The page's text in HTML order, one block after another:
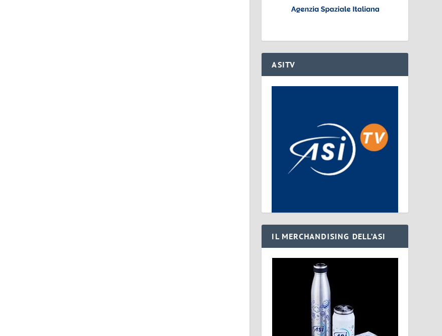
ASITV
IL MERCHANDISING DELL’ASI